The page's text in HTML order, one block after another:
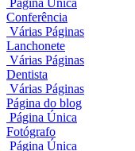
Conferência
Várias Páginas
Lanchonete
Várias Páginas
Dentista
Várias Páginas
Página do blog
Página Única
Fotógrafo
Página Única